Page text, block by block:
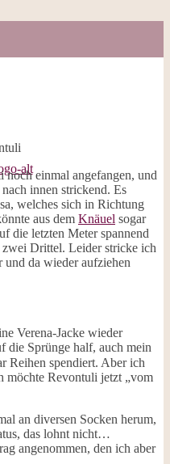
einmal angefangen, und
innen strickend. Es
welches sich in Richtung
aus dem Knäuel sogar
die letzten Meter spannend
Drittel. Leider stricke ich
und da wieder aufziehen
Verena-Jacke wieder
die Sprünge half, auch mein
Reihen spendiert. Aber ich
möchte Revontuli jetzt „vom
an diversen Socken herum,
das lohnt nicht…
angenommen, den ich aber